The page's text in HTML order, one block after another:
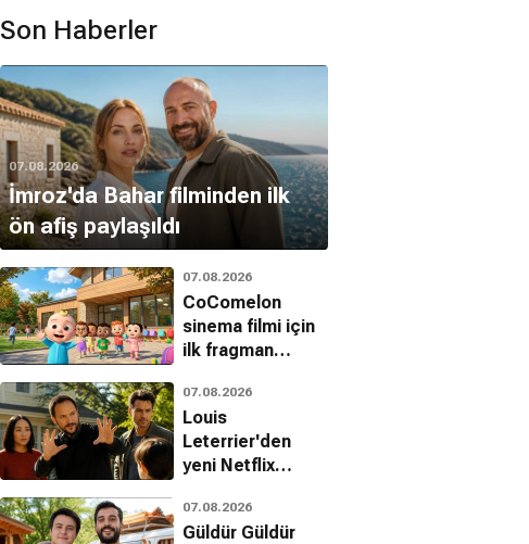
Bunu Resmet
Komedi
Bir Külkedisi Masalı
Komedi, Aile, Romantik
Son Haberler
07.08.2026
İmroz'da Bahar filminden ilk
ön afiş paylaşıldı
07.08.2026
CoComelon
sinema filmi için
ilk fragman
07.08.2026
Louis
Leterrier'den
yeni Netflix
House
07.08.2026
Güldür Güldür